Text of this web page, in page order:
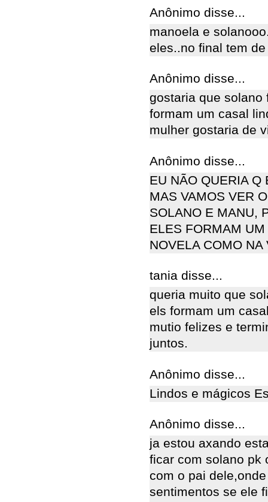
Anônimo disse...
manoela e
eles..no final tem
Anônimo disse...
gostaria que
formam um casal
mulher gostaria de
Anônimo disse...
EU NÃO QUERIA Q
MAS VAMOS VER
SOLANO E MANU,
ELES FORMAM
NOVELA COMO NA
tania disse...
queria muito que
els formam um
mutio felizes e
juntos.
Anônimo disse...
Lindos e mágicos
Anônimo disse...
ja estou axando
ficar com solano pk
com o pai
sentimentos se ele